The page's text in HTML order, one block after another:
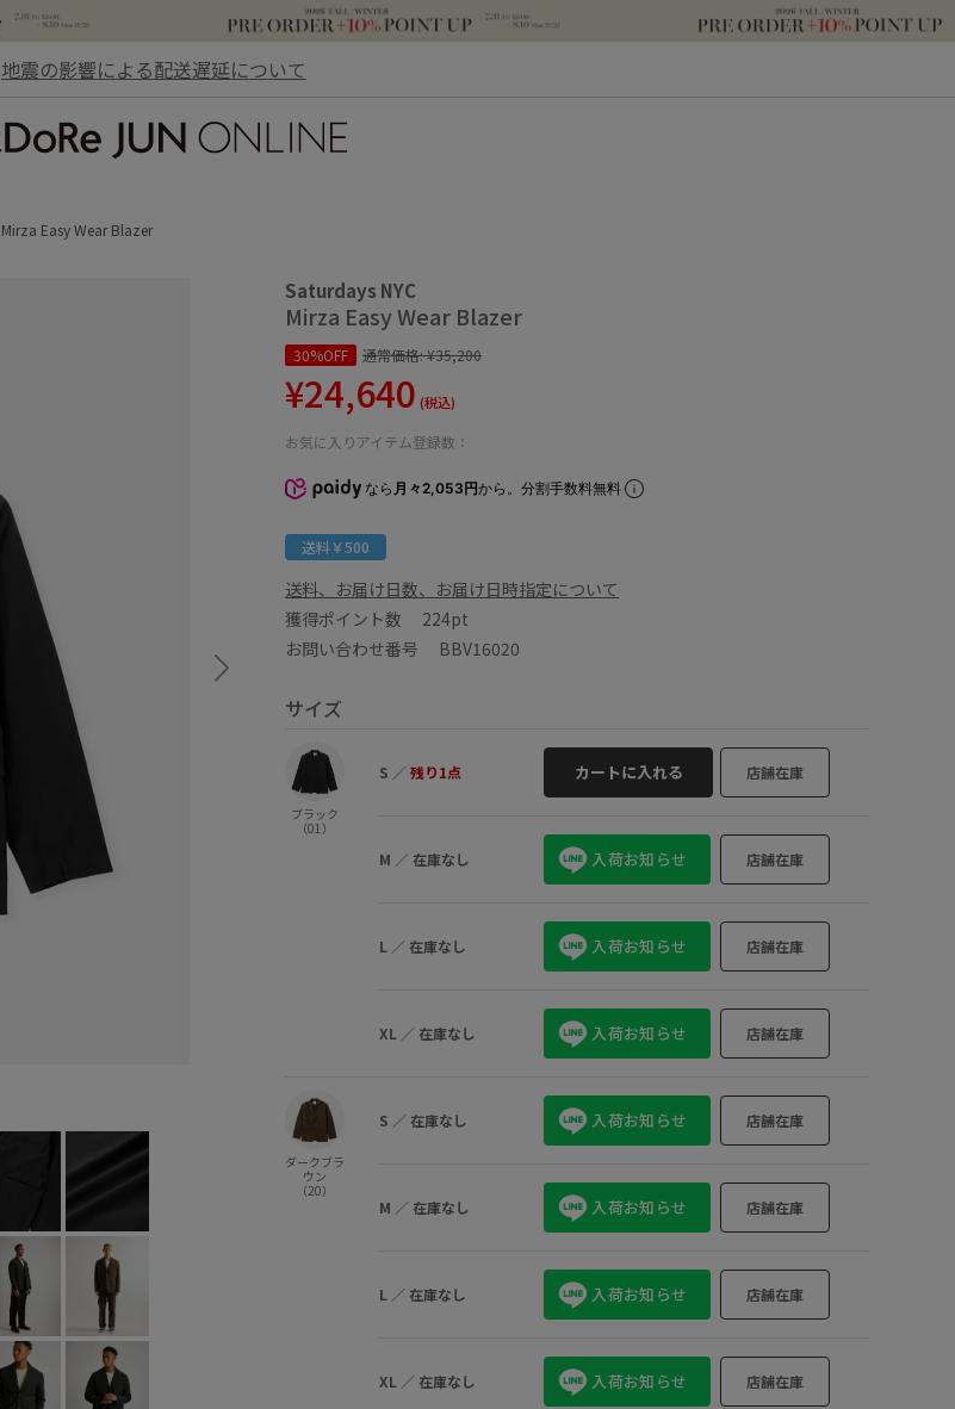
地震の影響による配送遅延について
Mirza Easy Wear Blazer
Saturdays NYC
Mirza Easy Wear Blazer
30%OFF 通常価格:¥35,200
¥24,640 (税込)
お気に入りアイテム登録数：
なら 月々2,053円から。分割手数料無料
送料￥500
送料、お届け日数、お届け日時指定について
獲得ポイント数 224pt
お問い合わせ番号 BBV16020
サイズ
ブラック
（01）
S ／残り1点 カートに入れる 店舗在庫
M ／ 在庫なし 入荷お知らせ 店舗在庫
L ／ 在庫なし 入荷お知らせ 店舗在庫
XL ／ 在庫なし 入荷お知らせ 店舗在庫
ダークブラ
ウン
（20）
S ／ 在庫なし 入荷お知らせ 店舗在庫
M ／ 在庫なし 入荷お知らせ 店舗在庫
L ／ 在庫なし 入荷お知らせ 店舗在庫
XL ／ 在庫なし 入荷お知らせ 店舗在庫